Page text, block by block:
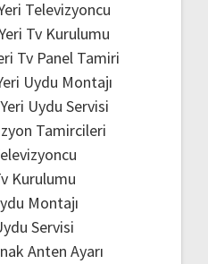
Televizyoncu
Tv Kurulumu
Tv Panel Tamiri
Uydu Montajı
Uydu Servisi
Tamircileri
Kurulumu
Montajı
Servisi
Anten Ayarı